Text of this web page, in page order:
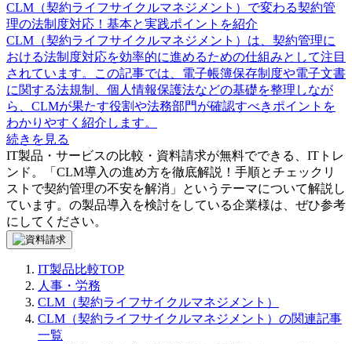
CLM（契約ライフサイクルマネジメント）で変わる契約管
理の法制度対応！基本と実践ポイントを紹介
CLM（契約ライフサイクルマネジメント）は、契約管理に
おける法制度対応を効率的に進めるための仕組みとして注目
されています。この記事では、電子帳簿保存制度や電子文書
に関する法規制、個人情報保護法などの基礎を整理しなが
ら、CLMが果たす役割や法務部門が確認すべきポイントを
わかりやすく紹介します。
続きを見る
IT製品・サービスの比較・資料請求が無料でできる、ITトレ
ンド。「 CLM導入の進め方を徹底解説！手順とチェックリ
ストで契約管理の不安を解消 」というテーマについて解説し
ています。 の製品導入を検討をしている企業様は、ぜひ参考
にしてください。
IT製品比較TOP
人事・労務
CLM（契約ライフサイクルマネジメント）
CLM（契約ライフサイクルマネジメント）の関連記事
一覧